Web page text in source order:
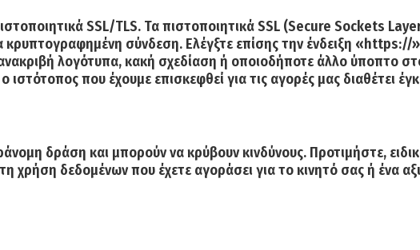
SSL/TLS. Τα πιστοποιητικά SSL (Secure Sockets
σύνδεση. Ελέγξτε επίσης την ένδειξη «https://
λογότυπα, κακή σχεδίαση ή οποιοδήποτε άλλο ύποπτο
που έχουμε επισκεφθεί για τις αγορές μας διαθέτει
δράση και μπορούν να κρύβουν κινδύνους. Προτιμήστε,
δεδομένων που έχετε αγοράσει για το κινητό σας ή ένα